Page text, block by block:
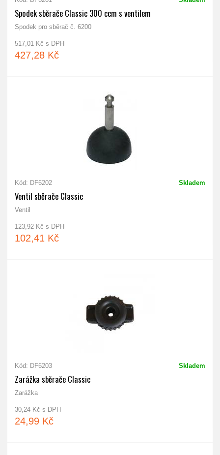
Spodek sběrače Classic 300 ccm s ventilem
Spodek pro sběrač č. 6200
517,01 Kč s DPH
427,28 Kč
Kód: DF6202 Skladem
Ventil sběrače Classic
Ventil
123,92 Kč s DPH
102,41 Kč
Kód: DF6203 Skladem
Zarážka sběrače Classic
Zarážka
30,24 Kč s DPH
24,99 Kč